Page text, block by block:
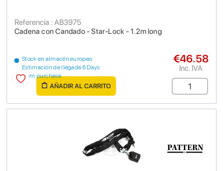
Cadena con Candado - Star-Lock - 1.2m long
Referencia : AB3975
Stock en almacén europeo
Estimación de llegada 6 Days
from purchase
€46.58
Inc. IVA
AÑADIR AL CARRITO